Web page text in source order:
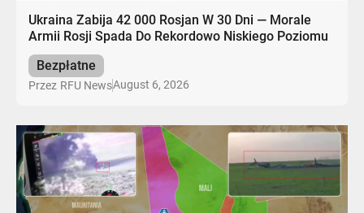
Ukraina Zabija 42 000 Rosjan W 30 Dni — Morale
Armii Rosji Spada Do Rekordowo Niskiego Poziomu
Bezpłatne
Przez RFU NewsAugust 6, 2026